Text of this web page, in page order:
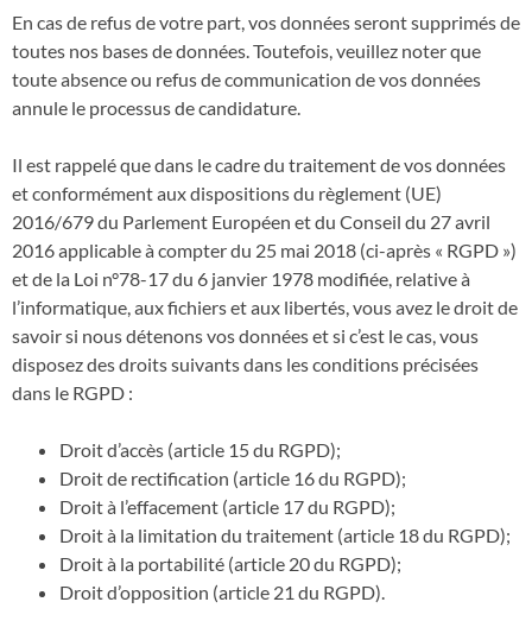
En cas de refus de votre part, vos données seront supprimés de
toutes nos bases de données. Toutefois, veuillez noter que
toute absence ou refus de communication de vos données
annule le processus de candidature.
Il est rappelé que dans le cadre du traitement de vos données
et conformément aux dispositions du règlement (UE)
2016/679 du Parlement Européen et du Conseil du 27 avril
2016 applicable à compter du 25 mai 2018 (ci-après « RGPD »)
et de la Loi n°78-17 du 6 janvier 1978 modifiée, relative à
l’informatique, aux fichiers et aux libertés, vous avez le droit de
savoir si nous détenons vos données et si c’est le cas, vous
disposez des droits suivants dans les conditions précisées
dans le RGPD :
Droit d’accès (article 15 du RGPD);
Droit de rectification (article 16 du RGPD);
Droit à l’effacement (article 17 du RGPD);
Droit à la limitation du traitement (article 18 du RGPD);
Droit à la portabilité (article 20 du RGPD);
Droit d’opposition (article 21 du RGPD).